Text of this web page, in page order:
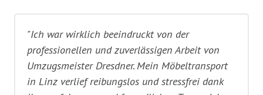
"Ich war wirklich beeindruckt von der
professionellen und zuverlässigen Arbeit von
Umzugsmeister Dresdner. Mein Möbeltransport
in Linz verlief reibungslos und stressfrei dank